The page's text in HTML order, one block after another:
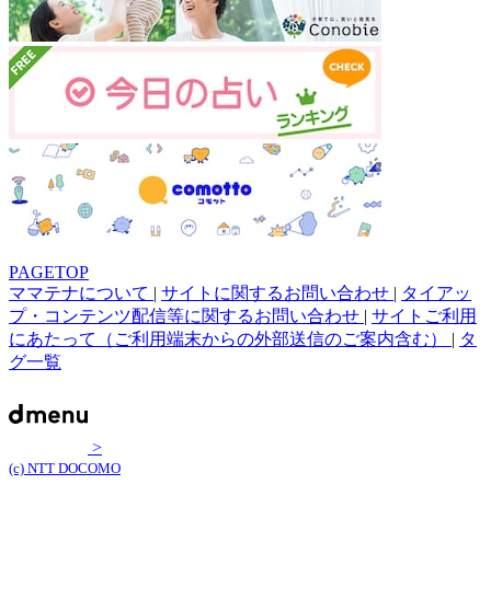
PAGETOP
ママテナについて | サイトに関するお問い合わせ | タイアッ
プ・コンテンツ配信等に関するお問い合わせ | サイトご利用
にあたって（ご利用端末からの外部送信のご案内含む） | タ
グ一覧
>
(c) NTT DOCOMO